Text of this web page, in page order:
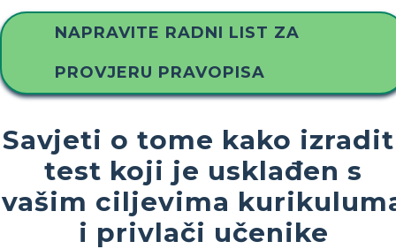
NAPRAVITE RADNI LIST ZA
PROVJERU PRAVOPISA
Savjeti o tome kako
test koji je usklađen s
vašim ciljevima
i privlači učenike